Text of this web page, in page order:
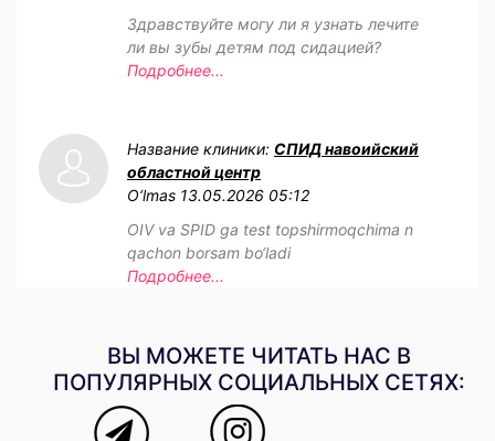
Здравствуйте могу ли я узнать лечите
ли вы зубы детям под сидацией?
Подробнее...
Название клиники: СПИД навоийский
областной центр
O‘lmas 13.05.2026 05:12
OIV va SPID ga test topshirmoqchima n
qachon borsam bo‘ladi
Подробнее...
ВЫ МОЖЕТЕ ЧИТАТЬ НАС В
ПОПУЛЯРНЫХ СОЦИАЛЬНЫХ СЕТЯХ: